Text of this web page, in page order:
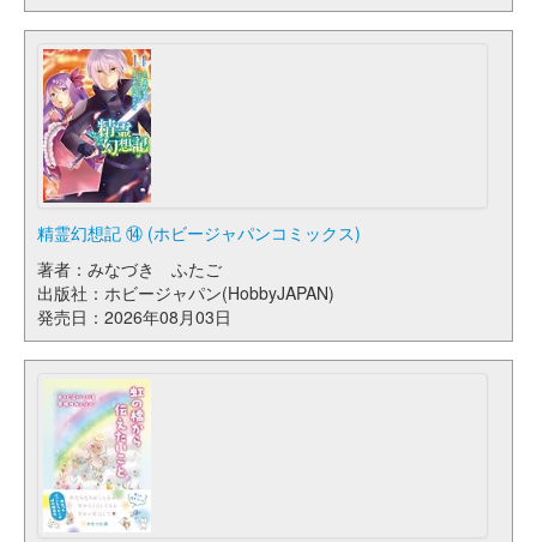
精霊幻想記 ⑭ (ホビージャパンコミックス)
著者：みなづき ふたご
出版社：ホビージャパン(HobbyJAPAN)
発売日：2026年08月03日